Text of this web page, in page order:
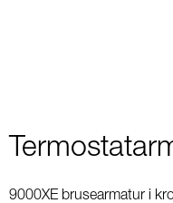
9000XE brusearmatur i